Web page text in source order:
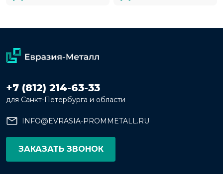
+7 (812) 214-63-33
для Санкт-Петербурга и области
INFO@EVRASIA-PROMMETALL.RU
ЗАКАЗАТЬ ЗВОНОК